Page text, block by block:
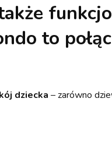
to
dziecka – zarówno